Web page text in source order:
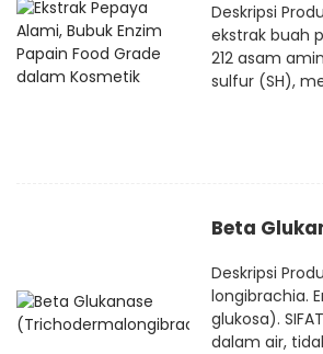
Deskripsi
ekstrak buah
212 asam
sulfur (SH),
Beta
Deskripsi
longibrachia.
glukosa).
dalam air,